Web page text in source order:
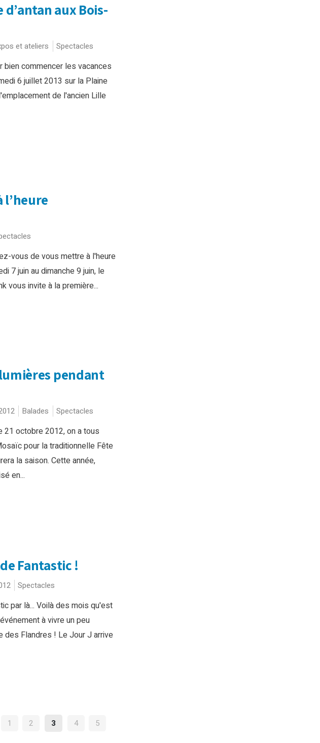
d’antan aux Bois-
et ateliers Spectacles
bien commencer les vacances
6 juillet 2013 sur la Plaine
de l'ancien Lille
l’heure
vous de vous mettre à l'heure
7 juin au dimanche 9 juin, le
vous invite à la première...
pendant
Balades Spectacles
21 octobre 2012, on a tous
pour la traditionnelle Fête
la saison. Cette année,
en...
Fantastic !
Spectacles
par là... Voilà des mois qu'est
à vivre un peu
des Flandres ! Le Jour J arrive
NAVIGATION
1 2 3 4 5